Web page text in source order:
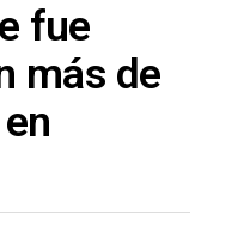
fue
más de